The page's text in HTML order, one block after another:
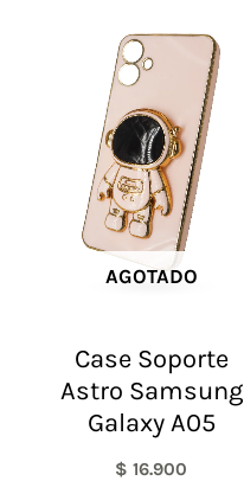
AGOTADO
Case Soporte
Astro Samsung
Galaxy A05
$ 16.900